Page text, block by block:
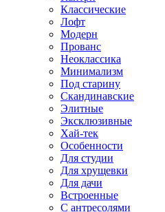
Классические
Лофт
Модерн
Прованс
Неоклассика
Минимализм
Под старину
Скандинавские
Элитные
Эксклюзивные
Хай-тек
Особенности
Для студии
Для хрущевки
Для дачи
Встроенные
С антресолями